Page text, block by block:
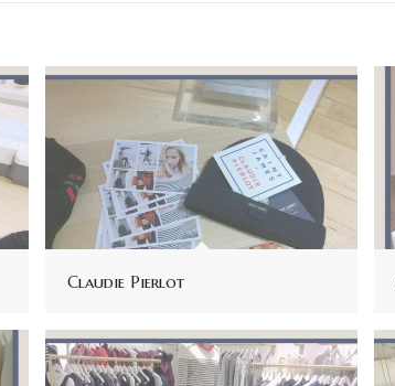
Claudie Pierlot